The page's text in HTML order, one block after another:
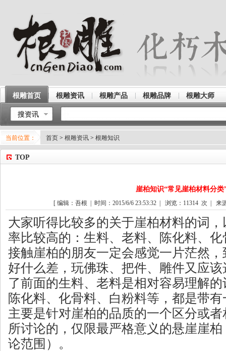
根雕首页 根雕资讯 根雕产品 根雕品牌 根雕大师
搜资讯
当前位置： 首页 > 根雕资讯 > 根雕知识
TOP
崖柏知识“常见崖柏材料分类
[ 编辑：吾根 | 时间：2015/6/6 23:53:32 | 浏览： 11314 次 | 来
大家听得比较多的关于崖柏材料的词
率比较高的：生料、老料、陈化料、
接触崖柏的朋友一定会感觉一片茫然
好什么差，玩佛珠、把件、雕件又应
了前面的生料、老料是相对容易理解
陈化料、化骨料、白粉料等，都是带
主要是针对崖柏的品质的一个区分或
所讨论的，仅限最严格意义的悬崖崖
论范围）。